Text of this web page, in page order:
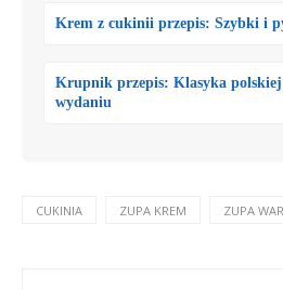
Krem z cukinii przepis: Szybki i
Krupnik przepis: Klasyka
wydaniu
CUKINIA ZUPA KREM ZUPA